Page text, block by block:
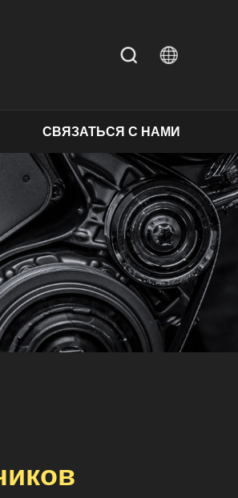
СВЯЗАТЬСЯ С НАМИ